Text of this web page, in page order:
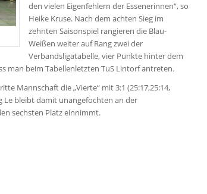
den vielen Eigenfehlern der Essenerinnen“, so
Heike Kruse. Nach dem achten Sieg im
zehnten Saisonspiel rangieren die Blau-
Weißen weiter auf Rang zwei der
Verbandsligatabelle, vier Punkte hinter dem
man beim Tabellenletzten TuS Lintorf antreten.
Mannschaft die „Vierte“ mit 3:1 (25:17,25:14,
Le bleibt damit unangefochten an der
sechsten Platz einnimmt.